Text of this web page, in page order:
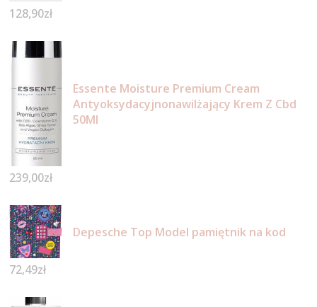
128,90zł
Essente Moisture Premium Cream
Antyoksydacyjnonawilżający Krem Z Cbd
50Ml
239,00zł
Depesche Top Model pamiętnik na kod
72,49zł